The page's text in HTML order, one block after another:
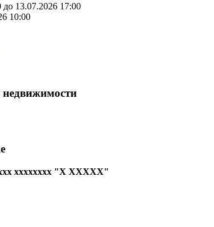
до 13.07.2026 17:00
10:00
xxxxxxxx "X XXXXX"